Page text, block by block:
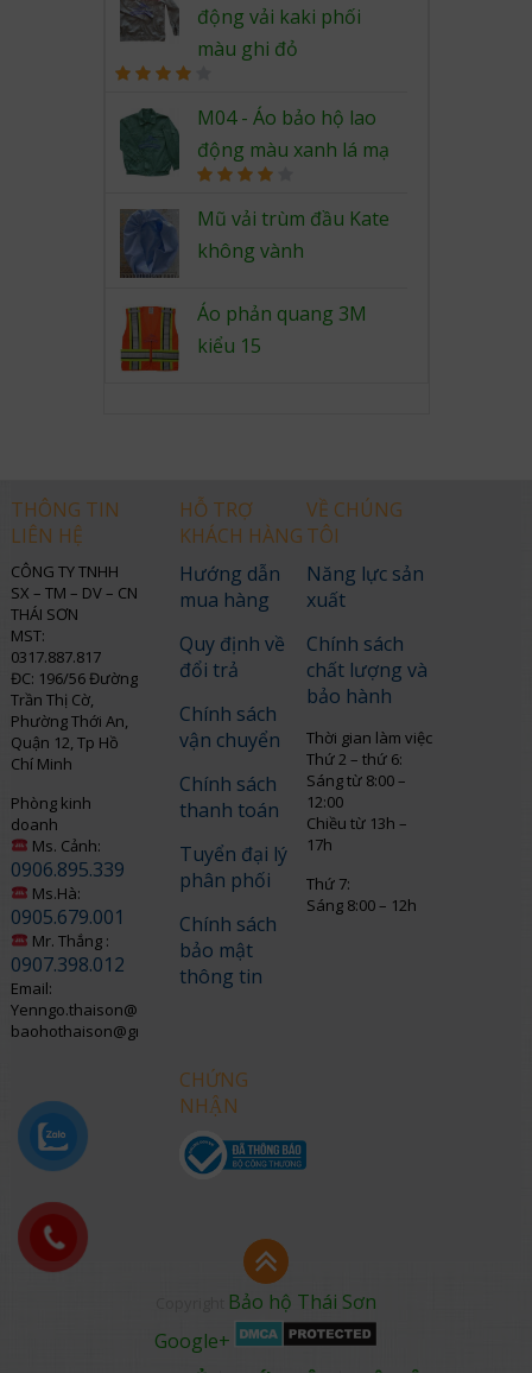
động vải kaki phối
màu ghi đỏ
4.00out
of 5
M04 - Áo bảo hộ lao
động màu xanh lá mạ
4.00 out
of 5
Mũ vải trùm đầu Kate
không vành
Áo phản quang 3M
kiểu 15
THÔNG TIN
LIÊN HỆ
CÔNG TY TNHH
SX – TM – DV – CN
THÁI SƠN
MST:
0317.887.817
ĐC: 196/56 Đường
Trần Thị Cờ,
Phường Thới An,
Quận 12, Tp Hồ
Chí Minh
Phòng kinh
doanh
Ms. Cảnh:
0906.895.339
Ms.Hà:
0905.679.001
Mr. Thắng :
0907.398.012
Email:
Yenngo.thaison@gmail.com
baohothaison@gmail.com
HỖ TRỢ
KHÁCH HÀNG
Hướng dẫn
mua hàng
Quy định về
đổi trả
Chính sách
vận chuyển
Chính sách
thanh toán
Tuyển đại lý
phân phối
Chính sách
bảo mật
thông tin
CHỨNG
NHẬN
VỀ CHÚNG
TÔI
Năng lực sản
xuất
Chính sách
chất lượng và
bảo hành
Thời gian làm việc
Thứ 2 – thứ 6:
Sáng từ 8:00 –
12:00
Chiều từ 13h –
17h
Thứ 7:
Sáng 8:00 – 12h
Bảo hộ Thái Sơn
Google+